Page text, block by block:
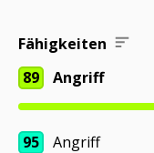
Fähigkeiten
89
Angriff
95
Angriff